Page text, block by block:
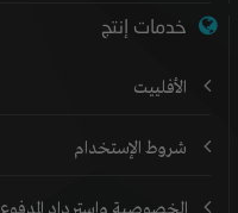
خدمات إنتج
الأفلييت
شروط الإستخدام